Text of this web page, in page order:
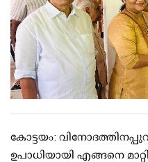
കോട്ടയം:
ഉപാധിയായി എങ്ങനെ